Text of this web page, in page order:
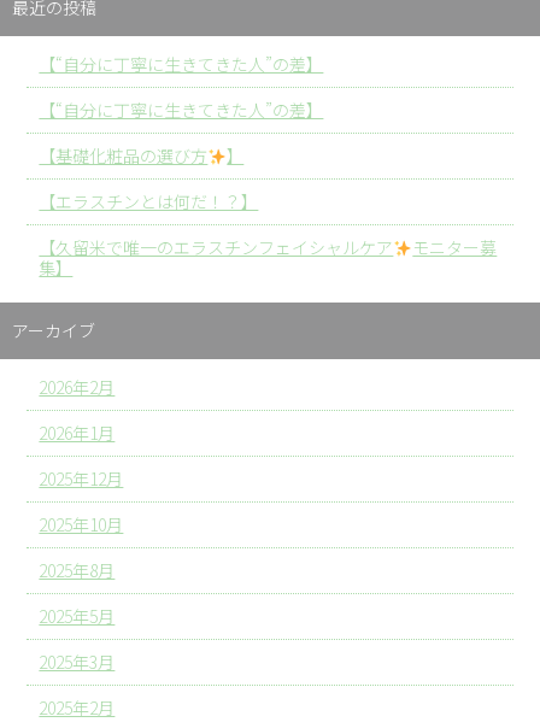
最近の投稿
【“自分に丁寧に生きてきた人”の差】
【“自分に丁寧に生きてきた人”の差】
【基礎化粧品の選び方
】
【エラスチンとは何だ！？】
【久留米で唯一のエラスチンフェイシャルケア
モニター募
集】
アーカイブ
2026年2月
2026年1月
2025年12月
2025年10月
2025年8月
2025年5月
2025年3月
2025年2月